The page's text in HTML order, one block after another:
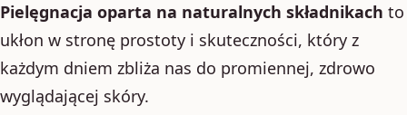
Pielęgnacja oparta na naturalnych składnikach to
ukłon w stronę prostoty i skuteczności, który z
każdym dniem zbliża nas do promiennej, zdrowo
wyglądającej skóry.